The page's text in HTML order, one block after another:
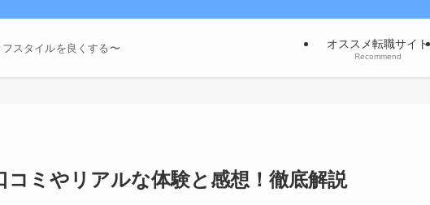
フスタイルを良くする〜 オススメ転職サイト
Recommend
コミやリアルな体験と感想！徹底解説